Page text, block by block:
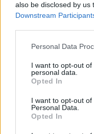
also be disclosed by us
Downstream
Please note that this
not limited to your visit
grant or deny consent
use your data for
consent section.
Personal Data
I want to opt-out
personal data.
Opted In
I want to opt-out
Personal Data.
Opted In
da
Condividi l'articolo
F
a
T
w
Pi